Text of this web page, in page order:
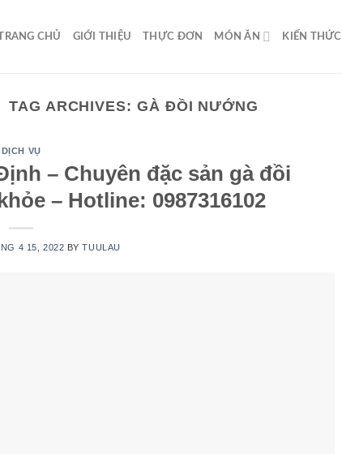
CHỦ GIỚI THIỆU THỰC ĐƠN MÓN ĂN KIẾN THỨC
TAG ARCHIVES: GÀ ĐỒI NƯỚNG
DỊCH VỤ
– Chuyên đặc sản gà đồi
– Hotline: 0987316102
4 15, 2022 BYTUULAU